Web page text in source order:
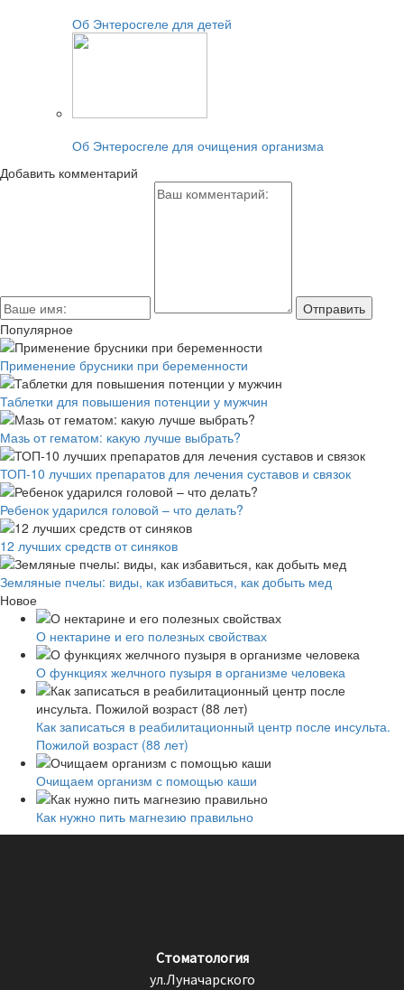
Об Энтеросгеле для детей
Об Энтеросгеле для очищения организма
Добавить комментарий
Популярное
Применение брусники при беременности
Таблетки для повышения потенции у мужчин
Мазь от гематом: какую лучше выбрать?
ТОП-10 лучших препаратов для лечения суставов и связок
Ребенок ударился головой – что делать?
12 лучших средств от синяков
Земляные пчелы: виды, как избавиться, как добыть мед
Новое
О нектарине и его полезных свойствах
О функциях желчного пузыря в организме человека
Как записаться в реабилитационный центр после инсульта.
Пожилой возраст (88 лет)
Очищаем организм с помощью каши
Как нужно пить магнезию правильно
Стоматология
ул.Луначарского